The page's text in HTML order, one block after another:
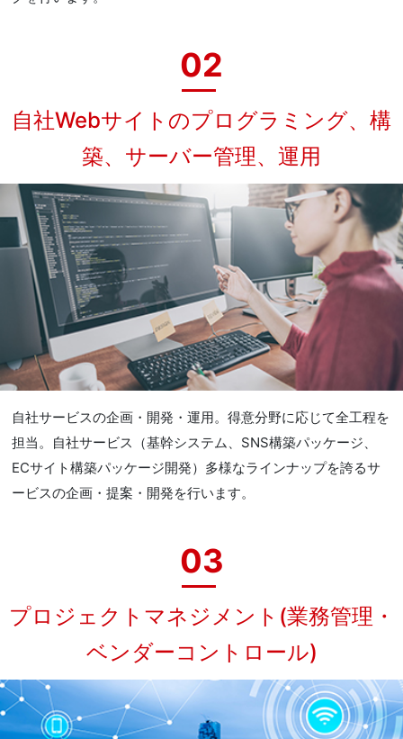
02
自社Webサイトのプログラミング、構
築、サーバー管理、運用
自社サービスの企画・開発・運用。得意分野に応じて全工程を
担当。自社サービス（基幹システム、SNS構築パッケージ、
ECサイト構築パッケージ開発）多様なラインナップを誇るサ
ービスの企画・提案・開発を行います。
03
プロジェクトマネジメント(業務管理・
ベンダーコントロール)